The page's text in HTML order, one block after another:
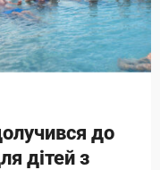
до
дітей з